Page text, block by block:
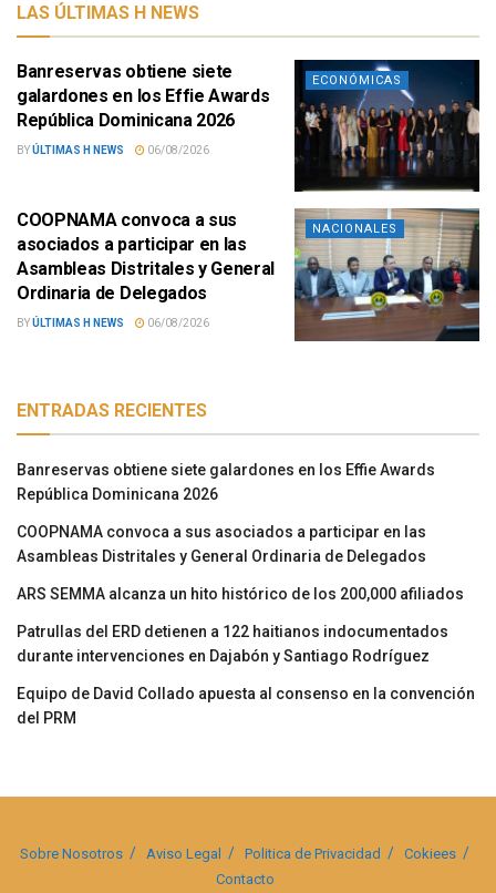
LAS ÚLTIMAS H NEWS
ECONÓMICAS
Banreservas obtiene siete
galardones en los Effie Awards
República Dominicana 2026
BYÚLTIMAS H NEWS 06/08/2026
NACIONALES
COOPNAMA convoca a sus
asociados a participar en las
Asambleas Distritales y General
Ordinaria de Delegados
BYÚLTIMAS H NEWS 06/08/2026
ENTRADAS RECIENTES
Banreservas obtiene siete galardones en los Effie Awards
República Dominicana 2026
COOPNAMA convoca a sus asociados a participar en las
Asambleas Distritales y General Ordinaria de Delegados
ARS SEMMA alcanza un hito histórico de los 200,000 afiliados
Patrullas del ERD detienen a 122 haitianos indocumentados
durante intervenciones en Dajabón y Santiago Rodríguez
Equipo de David Collado apuesta al consenso en la convención
del PRM
Sobre Nosotros Aviso Legal Politica de Privacidad
Cokiees
Contacto